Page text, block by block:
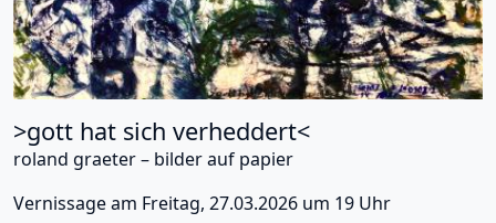
>gott hat sich verheddert<
roland graeter – bilder auf papier
Vernissage am Freitag, 27.03.2026 um 19 Uhr